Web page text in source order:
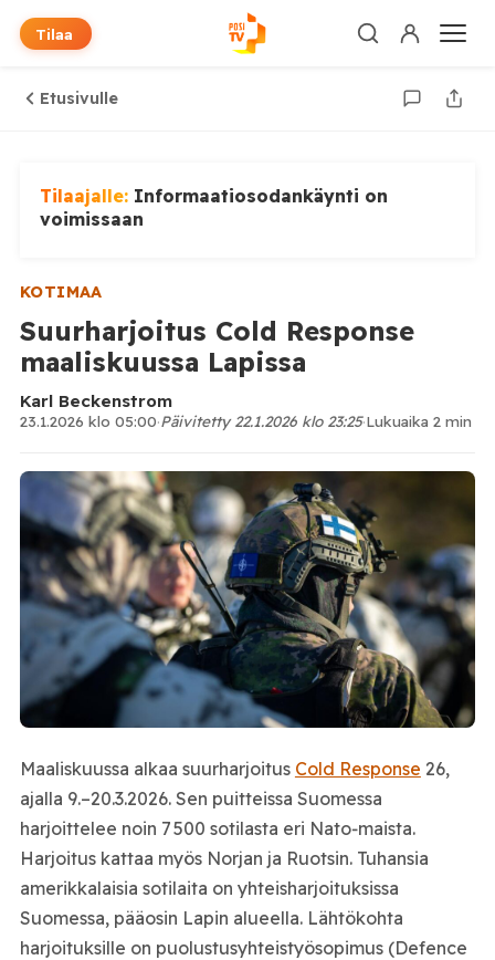
Tilaa
Etusivulle
Tilaajalle: Informaatiosodankäynti on
voimissaan
KOTIMAA
Suurharjoitus Cold Response
maaliskuussa Lapissa
Karl Beckenstrom
23.1.2026 klo 05:00·Päivitetty 22.1.2026 klo 23:25·Lukuaika 2 min
Maaliskuussa alkaa suurharjoitus Cold Response 26,
ajalla 9.–20.3.2026. Sen puitteissa Suomessa
harjoittelee noin 7 500 sotilasta eri Nato‑maista.
Harjoitus kattaa myös Norjan ja Ruotsin. Tuhansia
amerikkalaisia sotilaita on yhteisharjoituksissa
Suomessa, pääosin Lapin alueella. Lähtökohta
harjoituksille on puolustusyhteistyösopimus (Defence